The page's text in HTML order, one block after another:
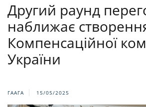
Другий раунд
наближає
Компенсаційної
України
ГААГА 15/05/2025